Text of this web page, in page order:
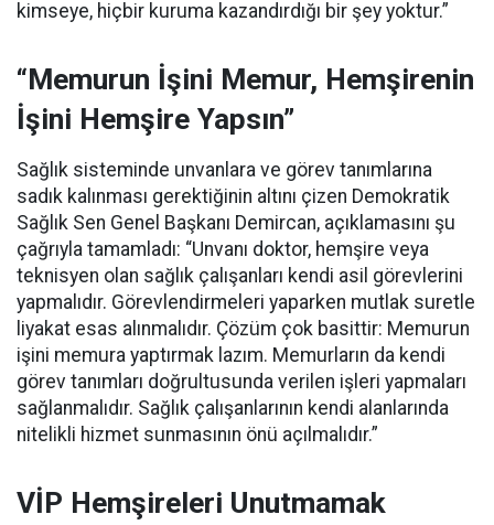
kimseye, hiçbir kuruma kazandırdığı bir şey yoktur.”
“Memurun İşini Memur, Hemşirenin
İşini Hemşire Yapsın”
Sağlık sisteminde unvanlara ve görev tanımlarına
sadık kalınması gerektiğinin altını çizen Demokratik
Sağlık Sen Genel Başkanı Demircan, açıklamasını şu
çağrıyla tamamladı: “Unvanı doktor, hemşire veya
teknisyen olan sağlık çalışanları kendi asil görevlerini
yapmalıdır. Görevlendirmeleri yaparken mutlak suretle
liyakat esas alınmalıdır. Çözüm çok basittir: Memurun
işini memura yaptırmak lazım. Memurların da kendi
görev tanımları doğrultusunda verilen işleri yapmaları
sağlanmalıdır. Sağlık çalışanlarının kendi alanlarında
nitelikli hizmet sunmasının önü açılmalıdır.”
VİP Hemşireleri Unutmamak